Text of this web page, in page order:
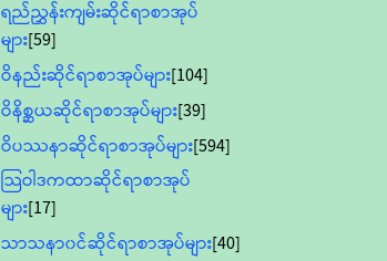
ရည်ညွှန်းကျမ်းဆိုင်ရာစာအုပ်
များ[59]
ဝိနည်းဆိုင်ရာစာအုပ်များ[104]
ဝိနိစ္ဆယဆိုင်ရာစာအုပ်များ[39]
ဝိပဿနာဆိုင်ရာစာအုပ်များ[594]
သြဝါဒကထာဆိုင်ရာစာအုပ်
များ[17]
သာသနာ၀င်ဆိုင်ရာစာအုပ်များ[40]